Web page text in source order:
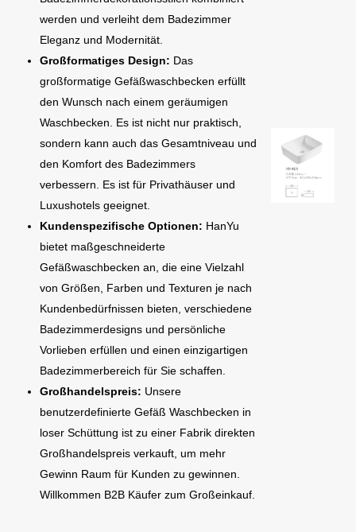
werden und verleiht dem Badezimmer
Eleganz und Modernität.
Großformatiges Design: Das
großformatige Gefäßwaschbecken erfüllt
den Wunsch nach einem geräumigen
Waschbecken. Es ist nicht nur praktisch,
sondern kann auch das Gesamtniveau und
den Komfort des Badezimmers
verbessern. Es ist für Privathäuser und
Luxushotels geeignet.
Kundenspezifische Optionen: HanYu
bietet maßgeschneiderte
Gefäßwaschbecken an, die eine Vielzahl
von Größen, Farben und Texturen je nach
Kundenbedürfnissen bieten, verschiedene
Badezimmerdesigns und persönliche
Vorlieben erfüllen und einen einzigartigen
Badezimmerbereich für Sie schaffen.
Großhandelspreis: Unsere
benutzerdefinierte Gefäß Waschbecken in
loser Schüttung ist zu einer Fabrik direkten
Großhandelspreis verkauft, um mehr
Gewinn Raum für Kunden zu gewinnen.
Willkommen B2B Käufer zum Großeinkauf.